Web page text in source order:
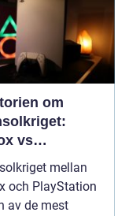
om
vs
mellan
och PlayStation
av de mest